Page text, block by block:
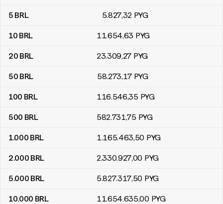
5 BRL 5.827,32 PYG
10 BRL 11.654,63 PYG
20 BRL 23.309,27 PYG
50 BRL 58.273,17 PYG
100 BRL 116.546,35 PYG
500 BRL 582.731,75 PYG
1.000 BRL 1.165.463,50 PYG
2.000 BRL 2.330.927,00 PYG
5.000 BRL 5.827.317,50 PYG
10.000 BRL 11.654.635,00 PYG